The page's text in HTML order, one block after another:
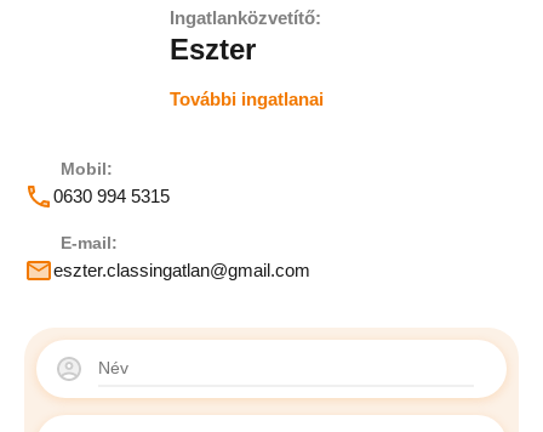
Ingatlanközvetítő:
Eszter
További ingatlanai
Mobil:
0630 994 5315
E-mail:
eszter.classingatlan@gmail.com